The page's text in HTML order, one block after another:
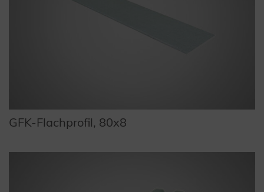
GFK-Flachprofil, 80x8